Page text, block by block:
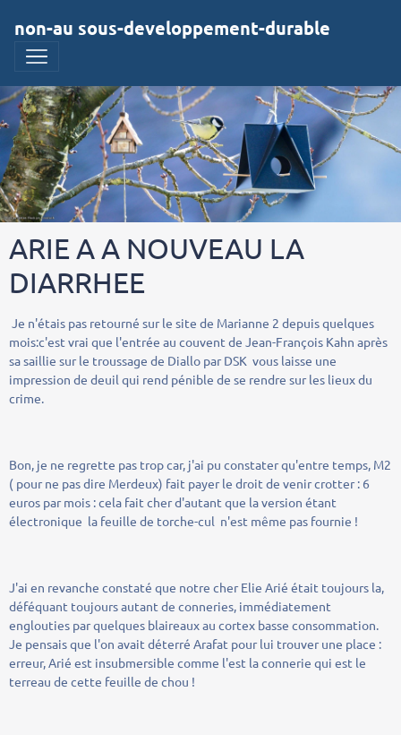
non-au sous-developpement-durable
ARIE A A NOUVEAU LA
DIARRHEE
Je n'étais pas retourné sur le site de Marianne 2 depuis quelques
mois:c'est vrai que l'entrée au couvent de Jean-François Kahn après
sa saillie sur le troussage de Diallo par DSK vous laisse une
impression de deuil qui rend pénible de se rendre sur les lieux du
crime.
Bon, je ne regrette pas trop car, j'ai pu constater qu'entre temps, M2
( pour ne pas dire Merdeux) fait payer le droit de venir crotter : 6
euros par mois : cela fait cher d'autant que la version étant
électronique la feuille de torche-cul n'est même pas fournie !
J'ai en revanche constaté que notre cher Elie Arié était toujours la,
déféquant toujours autant de conneries, immédiatement
englouties par quelques blaireaux au cortex basse consommation.
Je pensais que l'on avait déterré Arafat pour lui trouver une place :
erreur, Arié est insubmersible comme l'est la connerie qui est le
terreau de cette feuille de chou !